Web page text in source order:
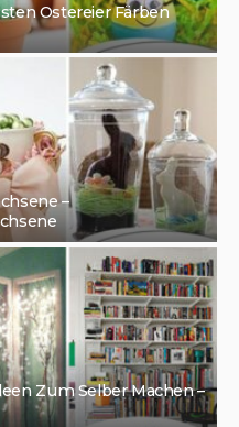
Ostereier Färben
–
Zum Selber Machen –